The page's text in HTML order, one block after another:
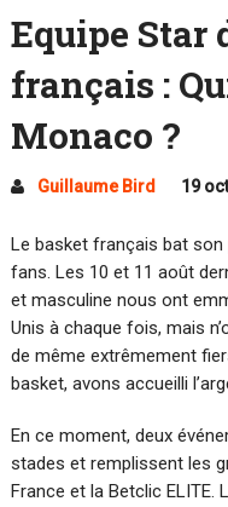
Equipe Star
français :
Monaco ?
Guillaume Bird 19
Le basket français bat
fans. Les 10 et 11 août
et masculine nous ont
Unis à chaque fois, mais
de même extrêmement
basket, avons accueilli
En ce moment, deux
stades et remplissent les
France et la Betclic